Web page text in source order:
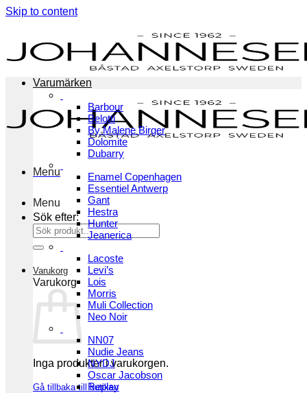
Skip to content
Menu
Menu
Sök efter:
Varukorg
Varukorg
Inga produkter i varukorgen.
Gå tillbaka till butiken
Varumärken
Barbour
Belotti
By Malene Birger
Dolomite
Dubarry
Enamel Copenhagen
Essentiel Antwerp
Gant
Hestra
Hunter
Jeanerica
Lacoste
Levi’s
Lois
Morris
Muli Collection
Neo Noir
NN07
Nudie Jeans
NYDJ
Oscar Jacobson
Replay